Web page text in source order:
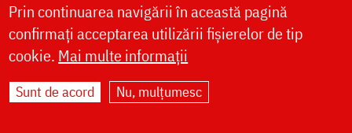
Acatistul Sfântului Mucenic Efrem cel Nou
Prin continuarea navigării în această pagină
confirmați acceptarea utilizării fișierelor de tip
cookie. Mai multe informații
Sunt de acord Nu, mulțumesc